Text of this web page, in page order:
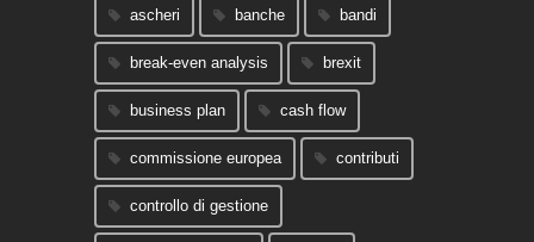
ascheri banche bandi
break-even analysis brexit
business plan cash flow
commissione europea contributi
controllo di gestione